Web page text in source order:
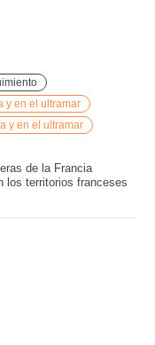
y en el ultramar
y en el ultramar
de la Francia
los territorios franceses